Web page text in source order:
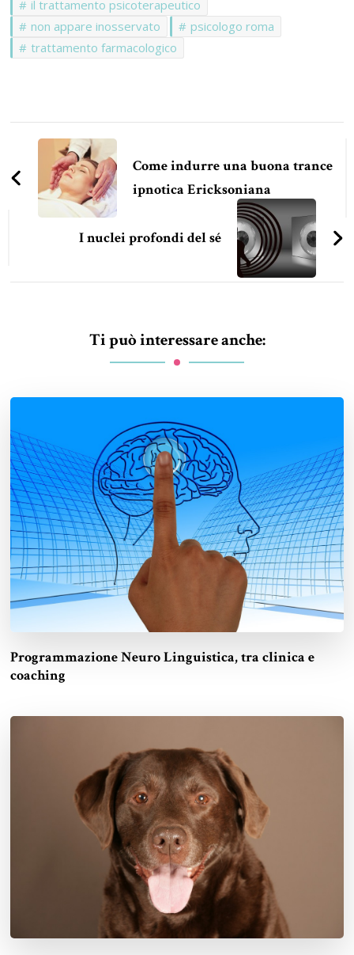
il trattamento psicoterapeutico
non appare inosservato
psicologo roma
trattamento farmacologico
Navigazione
articoli
Come indurre una buona trance
ipnotica Ericksoniana
I nuclei profondi del sé
Ti può interessare anche:
Programmazione Neuro Linguistica, tra clinica e
coaching